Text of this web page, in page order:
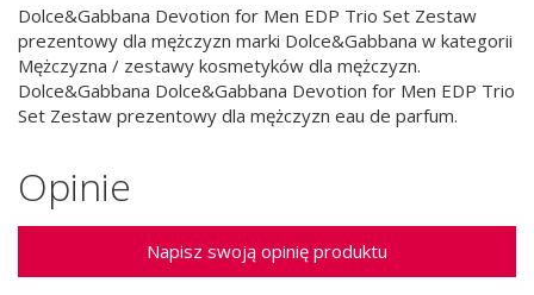
Dolce&Gabbana Devotion for Men EDP Trio Set Zestaw
prezentowy dla mężczyzn marki Dolce&Gabbana w kategorii
Mężczyzna / zestawy kosmetyków dla mężczyzn.
Dolce&Gabbana Dolce&Gabbana Devotion for Men EDP Trio
Set Zestaw prezentowy dla mężczyzn eau de parfum.
Opinie
Napisz swoją opinię produktu